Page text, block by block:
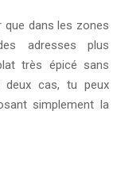
que dans les zones
adresses plus
très épicé sans
deux cas, tu peux
simplement la